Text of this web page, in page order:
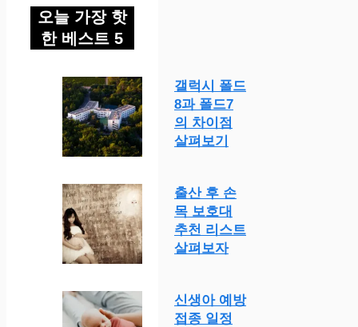
오늘 가장 핫
한 베스트 5
갤럭시 폴드
8과 폴드7
의 차이점
살펴보기
출산 후 손
목 보호대
추천 리스트
살펴보자
신생아 예방
접종 일정